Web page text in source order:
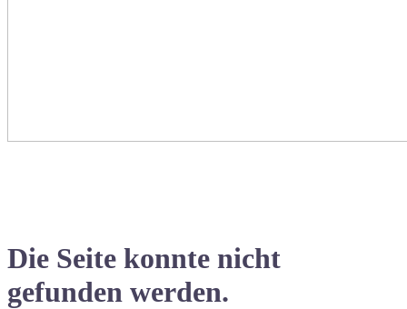
Die Seite konnte nicht
gefunden werden.